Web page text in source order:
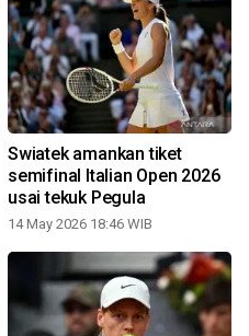
Swiatek amankan tiket
semifinal Italian Open 2026
usai tekuk Pegula
14 May 2026 18:46 WIB